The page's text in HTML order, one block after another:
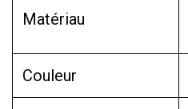
Matériau
Couleur